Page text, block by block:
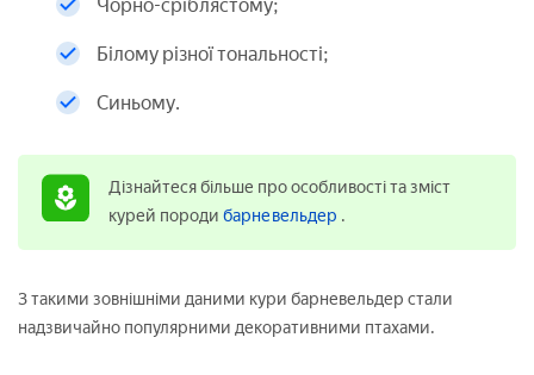
Чорно-сріблястому;
Білому різної тональності;
Синьому.
Дізнайтеся більше про особливості та зміст
курей породи барневельдер .
З такими зовнішніми даними кури барневельдер стали
надзвичайно популярними декоративними птахами.